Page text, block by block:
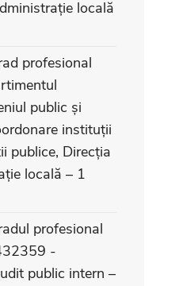
locală
profesional
public și
instituții
publice, Direcția
locală – 1
profesional
-
public intern –